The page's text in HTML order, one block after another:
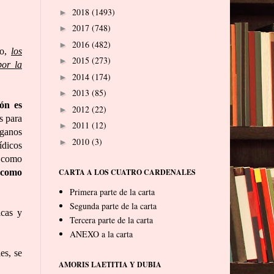
los
la
es
para
y
se
► 2018 (1493)
► 2017 (748)
► 2016 (482)
► 2015 (273)
► 2014 (174)
► 2013 (85)
► 2012 (22)
► 2011 (12)
► 2010 (3)
CARTA A LOS CUATRO CARDENALES
Primera parte de la carta
Segunda parte de la carta
Tercera parte de la carta
ANEXO a la carta
AMORIS LAETITIA Y DUBIA